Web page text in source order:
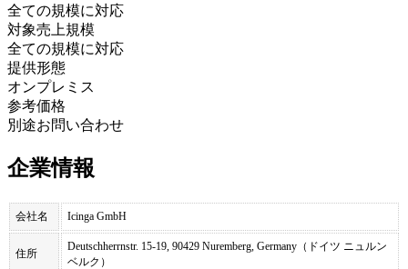
全ての規模に対応
対象売上規模
全ての規模に対応
提供形態
オンプレミス
参考価格
別途お問い合わせ
企業情報
会社名 Icinga GmbH
住所
Deutschherrnstr. 15-19, 90429 Nuremberg, Germany（ドイツ ニュルン
ベルク）